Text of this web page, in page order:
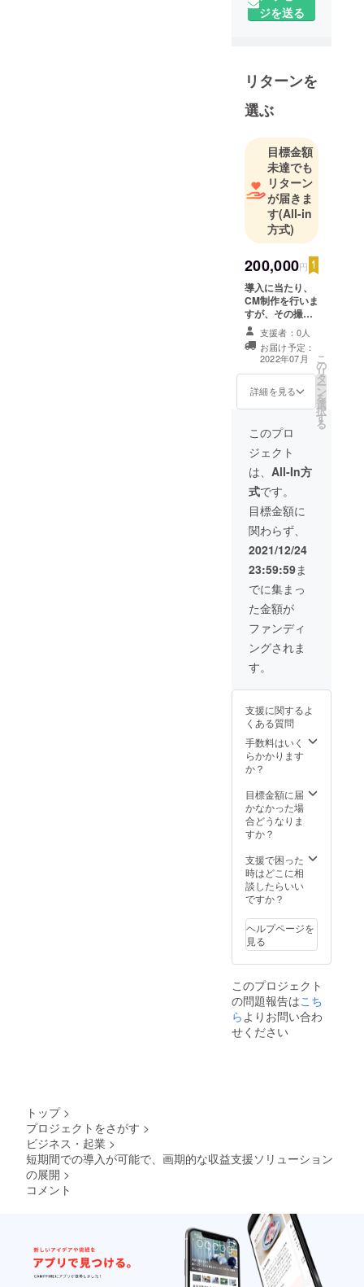
ジを送る
リターンを
選ぶ
目標金額
未達でも
リターン
が届きま
す(All-in
方式)
200,000円
導入に当たり、
CM制作を行いま
すが、その撮影
現場をご案内致
します。
支援者：0人
お届け予定：
2022年07月
詳細を見る
こ
の
リ
タ
ー
ン
を
選
択
す
る
このプロ
ジェクト
は、 All-In方
式です。
目標金額に
関わらず、
2021/12/24
23:59:59ま
でに集まっ
た金額が
ファンディ
ングされま
す。
支援に関するよ
くある質問
手数料はいく
らかかります
か？
目標金額に届
かなかった場
合どうなりま
すか？
支援で困った
時はどこに相
談したらいい
ですか？
ヘルプページを
見る
このプロジェクト
の問題報告はこち
ら よりお問い合わ
せください
トップ >
プロジェクトをさがす >
ビジネス・起業 >
短期間での導入が可能で、画期的な収益支援ソリューション
の展開 >
コメント